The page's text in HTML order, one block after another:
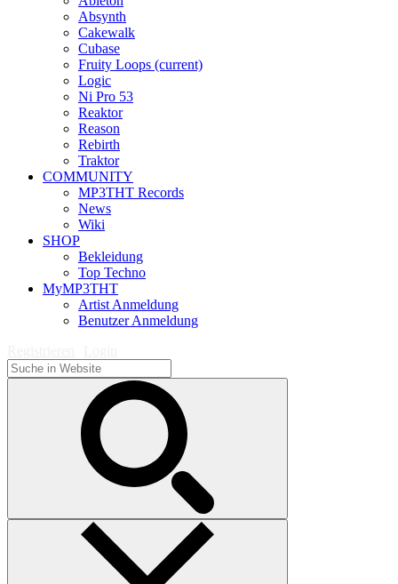
Absynth
Cakewalk
Cubase
Fruity Loops (current)
Logic
Ni Pro 53
Reaktor
Reason
Rebirth
Traktor
COMMUNITY
MP3THT Records
News
Wiki
SHOP
Bekleidung
Top Techno
MyMP3THT
Artist Anmeldung
Benutzer Anmeldung